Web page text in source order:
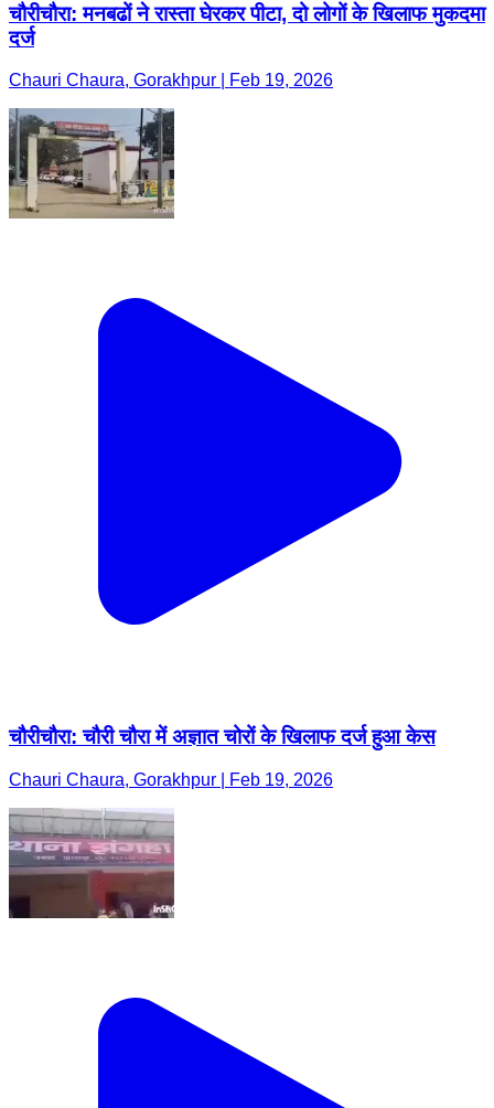
चौरीचौरा: मनबढों ने रास्ता घेरकर पीटा, दो लोगों के खिलाफ मुकदमा
दर्ज
Chauri Chaura, Gorakhpur | Feb 19, 2026
चौरीचौरा: चौरी चौरा में अज्ञात चोरों के खिलाफ दर्ज हुआ केस
Chauri Chaura, Gorakhpur | Feb 19, 2026